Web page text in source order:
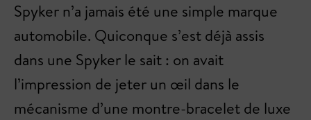
Spyker n’a jamais été une simple marque
automobile. Quiconque s’est déjà assis
dans une Spyker le sait : on avait
l’impression de jeter un œil dans le
mécanisme d’une montre-bracelet de luxe